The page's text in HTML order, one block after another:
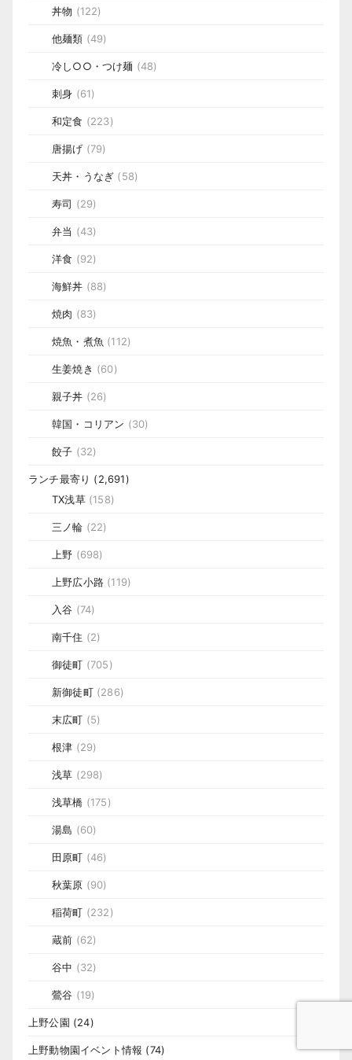
丼物 (122)
他麺類 (49)
冷し○○・つけ麺 (48)
刺身 (61)
和定食 (223)
唐揚げ (79)
天丼・うなぎ (58)
寿司 (29)
弁当 (43)
洋食 (92)
海鮮丼 (88)
焼肉 (83)
焼魚・煮魚 (112)
生姜焼き (60)
親子丼 (26)
韓国・コリアン (30)
餃子 (32)
ランチ最寄り (2,691)
TX浅草(158)
三ノ輪 (22)
上野 (698)
上野広小路 (119)
入谷 (74)
南千住 (2)
御徒町 (705)
新御徒町(286)
末広町 (5)
根津 (29)
浅草 (298)
浅草橋 (175)
湯島 (60)
田原町 (46)
秋葉原 (90)
稲荷町 (232)
蔵前 (62)
谷中 (32)
鶯谷 (19)
上野公園 (24)
上野動物園イベント情報 (74)